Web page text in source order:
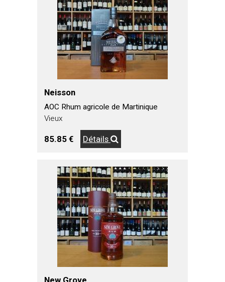
Neisson
AOC Rhum agricole de Martinique
Vieux
85.85 € Détails
New Grove